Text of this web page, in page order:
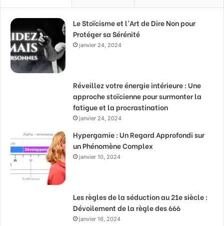
Le Stoïcisme et l’Art de Dire Non pour
Protéger sa Sérénité
janvier 24, 2024
Réveillez votre énergie intérieure : Une
approche stoïcienne pour surmonter la
fatigue et la procrastination
janvier 24, 2024
Hypergamie : Un Regard Approfondi sur
un Phénomène Complex
janvier 10, 2024
Les règles de la séduction au 21e siècle :
Dévoilement de la règle des 666
janvier 16, 2024